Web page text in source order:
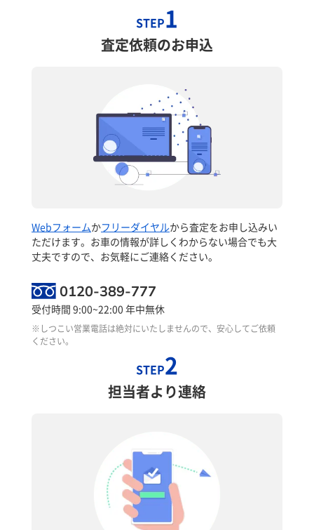
STEP1
査定依頼のお申込
Webフォームかフリーダイヤルから査定をお申し込みい
ただけます。お車の情報が詳しくわからない場合でも大
丈夫ですので、お気軽にご連絡ください。
0120-389-777
受付時間 9:00~22:00 年中無休
※しつこい営業電話は絶対にいたしませんので、安心してご依頼
ください。
STEP2
担当者より連絡